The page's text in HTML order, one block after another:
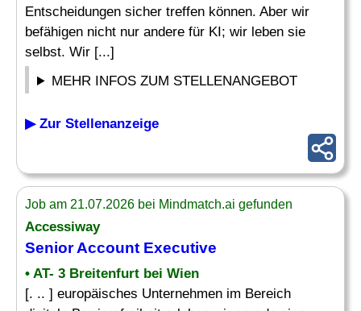
Entscheidungen sicher treffen können. Aber wir
befähigen nicht nur andere für KI; wir leben sie
selbst. Wir [...]
MEHR INFOS ZUM STELLENANGEBOT
▶ Zur Stellenanzeige
Job am 21.07.2026 bei Mindmatch.ai gefunden
Accessiway
Senior Account Executive
• AT- 3 Breitenfurt bei Wien
[. .. ] europäisches Unternehmen im Bereich